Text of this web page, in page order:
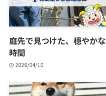
庭先で見つけた、穏やかな
時間
2026/04/10